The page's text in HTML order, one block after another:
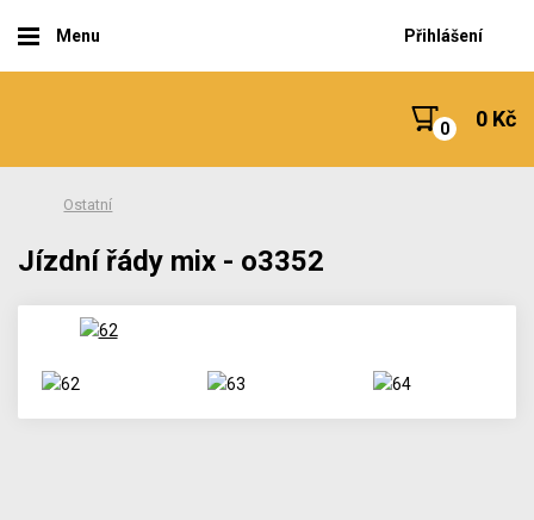
Menu Přihlášení
0 Kč
Ostatní
Jízdní řády mix - o3352